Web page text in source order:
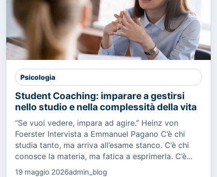
Psicologia
Student Coaching: imparare a gestirsi
nello studio e nella complessità della vita
“Se vuoi vedere, impara ad agire.” Heinz von
Foerster Intervista a Emmanuel Pagano C’è chi
studia tanto, ma arriva all’esame stanco. C’è chi
conosce la materia, ma fatica a esprimerla. C’è...
19 maggio 2026admin_blog